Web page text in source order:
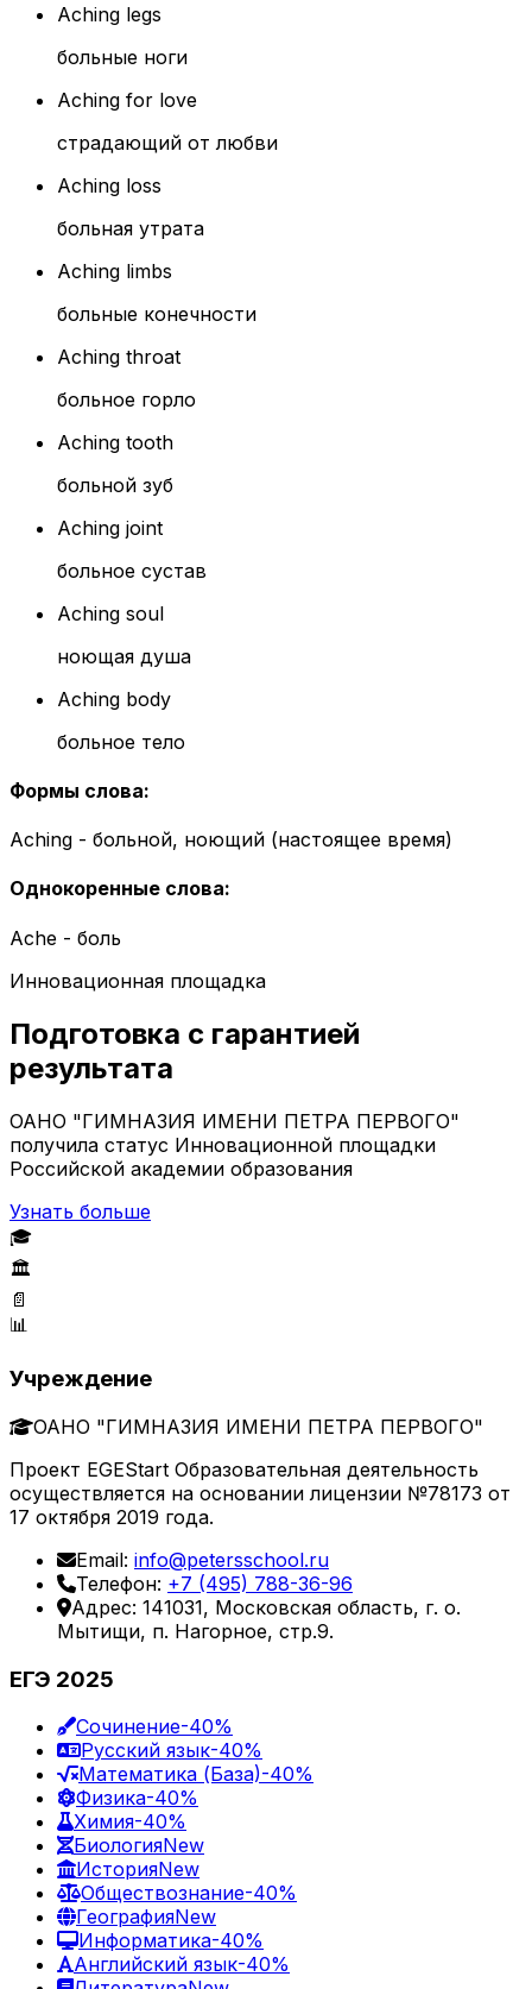
Aching legs
больные ноги
Aching for love
страдающий от любви
Aching loss
больная утрата
Aching limbs
больные конечности
Aching throat
больное горло
Aching tooth
больной зуб
Aching joint
больное сустав
Aching soul
ноющая душа
Aching body
больное тело
Формы слова:
Aching - больной, ноющий (настоящее время)
Однокоренные слова:
Ache - боль
Инновационная площадка
Подготовка с гарантией
результата
ОАНО "ГИМНАЗИЯ ИМЕНИ ПЕТРА ПЕРВОГО"
получила статус Инновационной площадки
Российской академии образования
Узнать больше
🎓
🏛️
📄
📊
Учреждение
ОАНО "ГИМНАЗИЯ ИМЕНИ ПЕТРА ПЕРВОГО"
Проект EGEStart Образовательная деятельность
осуществляется на основании лицензии №78173 от
17 октября 2019 года.
Email: info@petersschool.ru
Телефон: +7 (495) 788-36-96
Адрес: 141031, Московская область, г. о.
Мытищи, п. Нагорное, стр.9.
ЕГЭ 2025
Сочинение-40%
Русский язык-40%
Математика (База)-40%
Физика-40%
Химия-40%
БиологияNew
ИсторияNew
Обществознание-40%
ГеографияNew
Информатика-40%
Английский язык-40%